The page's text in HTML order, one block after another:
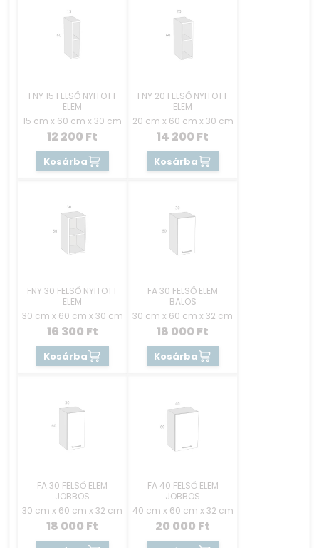
FNY 15 FELSŐ NYITOTT
ELEM
15 cm x 60 cm x 30 cm
12 200 Ft
Kosárba
FNY 20 FELSŐ NYITOTT
ELEM
20 cm x 60 cm x 30 cm
14 200 Ft
Kosárba
FNY 30 FELSŐ NYITOTT
ELEM
30 cm x 60 cm x 30 cm
16 300 Ft
Kosárba
FA 30 FELSŐ ELEM
BALOS
30 cm x 60 cm x 32 cm
18 000 Ft
Kosárba
FA 30 FELSŐ ELEM
JOBBOS
30 cm x 60 cm x 32 cm
18 000 Ft
FA 40 FELSŐ ELEM
JOBBOS
40 cm x 60 cm x 32 cm
20 000 Ft